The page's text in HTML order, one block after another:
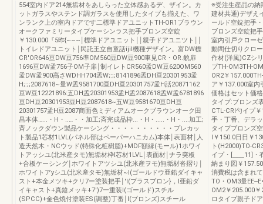
554室内ドア214無垢材をあしらった立体感あるデ、ザイン。カ
ットガラスやステンド調ガラスを使用したタイプも揃えた、ワ
ンランク上の室内ドアです二標準ドアユニットTH-OR1ブラウン
オークファミリータイプケーシンラス把手ブロンズ空錠
￥130.000『5昨{~~~￨標準ドアユニット￨￨親子ドアユニツト￨￨
トイレドアユニット￨民託王立自童話ijil機種デザイン。富DW標
CR'OR646亘DW豆756準OM560豆DW豆900車見CR・OR.貌扉
1696亘DW孟756子OM子扉￨制イレトCR560孟DW豆620OM560
孟DW孟900高さWDHH704孟W;:;;8141896孟DH亘20301953孟
H;:;;2087618~量W孟9581700亘DH亘20301757孟H話20871162
豆W豆12221896:五DH孟20301953孟H孟2087618孟W孟6781896
亘DH豆20301953豆H豆2087618~五W豆9581670亘DH亘
20301757孟H豆2087商面色ミディアムオークブラウンオーク田
昌本体…...・H・..…・・加工;斉完成品枠...・H・.....・H・....加工;
斉ノックダウン製品ケーシング・・・・・・・・・・プレカッ
ト製品1芯材1LVL(パネル部はペーパーハニカム)本体￨表面材￨人
造天然木・NCウッド(特殊化粧樹脂)+MDF額縁(モール)1ホワイ
トアッシユ(北米産タモ)無垢材枠l芯材1LVL￨表面材￨ナラ突板
+合板ケーシング￨ホワイトアツシユ(北米産ヲモ)無垢材沓摺り￨
ホワイトアyシユ(北米産タモ)無垢材~I(ゴールドウ亜鉛ダイキャ
スト+本金メツキ+クリ7ー塗装把手￨'I(プラスブロン}，I亜鉛ダ
イキャス卜+真鎗メッキ+7')7一重装I(ゴールド)スチル
(SPCC)+金色焼付塗装ES(調整)丁番￨I(ブロンズ)スチール
※受注生産品の納
建材共通)デザえ
ールド空錠把手
ブロンズ空錠把
室内引戸クロー
動間仕切りクロ
作材(洋風)CZシ
プTH-OM3TH-
OR2￥
ア￥137.000室
価格はセット価
タイプ:ブロンズ
CTL-CRl勺イプ
手・丁番、デラ
タイプブロンズ
l￥150.0日日￥
ト(H2000)TO-
イプ・[____11]
納まり図￥
消費税は含まれ
TO・OM3量EE--
OM2￥205.000
ロタイプ親子ド